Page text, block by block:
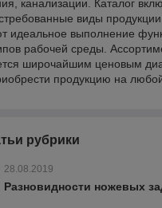
канализации. Каталог
виды
идеальное выполнение
рабочей среды.
широчайшим ценовым
продукцию на
рубрики
28.08.2019
Разновидности ножевых